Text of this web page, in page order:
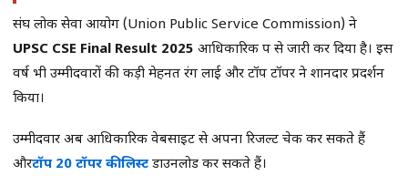
संघ लोक सेवा आयोग (Union Public Service Commission) ने
UPSC CSE Final Result 2025 आधिकारिक रूप से जारी कर दिया है। इस
वर्ष भी उम्मीदवारों की कड़ी मेहनत रंग लाई और टॉप टॉपर ने शानदार प्रदर्शन
किया।
उम्मीदवार अब आधिकारिक वेबसाइट से अपना रिजल्ट चेक कर सकते हैं
औरटॉप 20 टॉपर की लिस्ट डाउनलोड कर सकते हैं।